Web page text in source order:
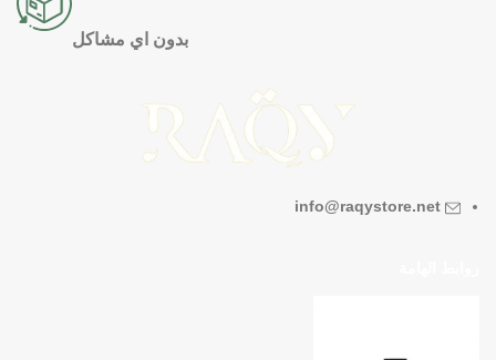
بدون اي مشاكل
info@raqystore.net